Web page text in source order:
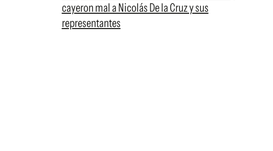
cayeron mal a Nicolás De la Cruz y sus
representantes